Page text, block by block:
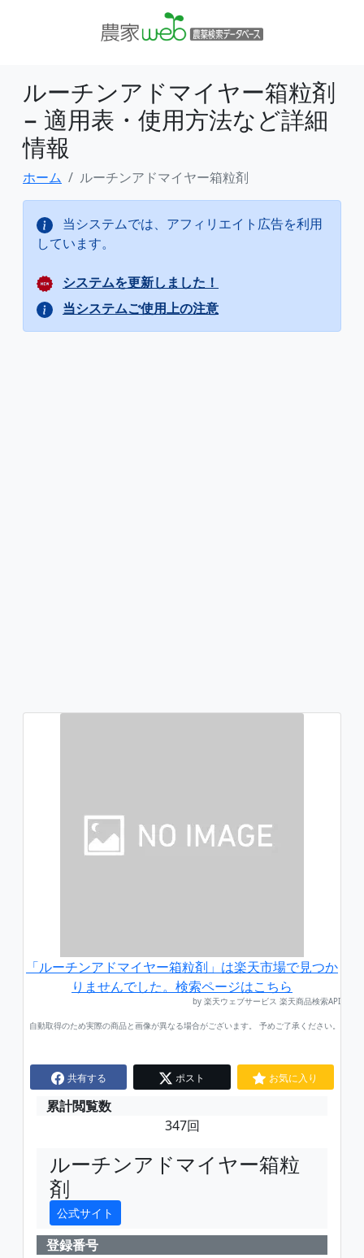
ルーチンアドマイヤー箱粒剤
− 適用表・使用方法など詳細
情報
ホーム ルーチンアドマイヤー箱粒剤
当システムでは、アフィリエイト広告を利用
しています。
システムを更新しました！
当システムご使用上の注意
「ルーチンアドマイヤー箱粒剤」は楽天市場で見つか
りませんでした。検索ページはこちら
by 楽天ウェブサービス 楽天商品検索API
自動取得のため実際の商品と画像が異なる場合がございます。 予めご了承ください。
共有する ポスト お気に入り
累計閲覧数
347回
ルーチンアドマイヤー箱粒
剤
公式サイト
登録番号